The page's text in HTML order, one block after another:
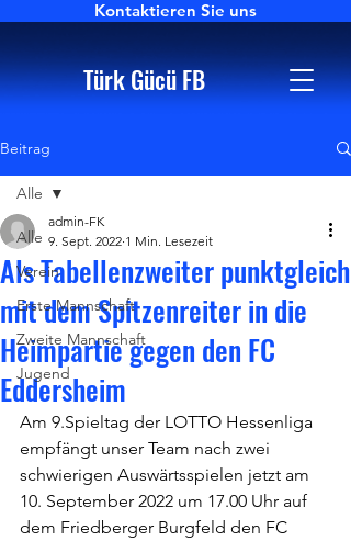
Türk Gücü FB
Kontaktieren Sie uns
Beitrag
Alle
Verein
Erste Mannschaft
Zweite Mannschaft
Jugend
Alle
Als Tabellenzweiter punktgleich
mit dem Spitzenreiter in die
Heimpartie gegen den FC
Eddersheim
admin-FK
9. Sept. 2022 1 Min. Lesezeit
Am 9.Spieltag der LOTTO Hessenliga
empfängt unser Team nach zwei
schwierigen Auswärtsspielen jetzt am
10. September 2022 um 17.00 Uhr auf
dem Friedberger Burgfeld den FC